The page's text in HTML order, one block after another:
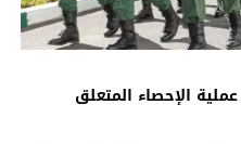
الإحصاء المتعلق